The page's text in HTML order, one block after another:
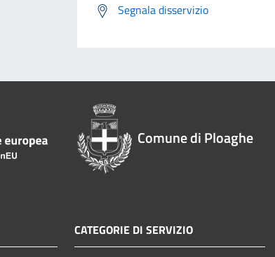
Segnala disservizio
Comune di Ploaghe
CATEGORIE DI SERVIZIO